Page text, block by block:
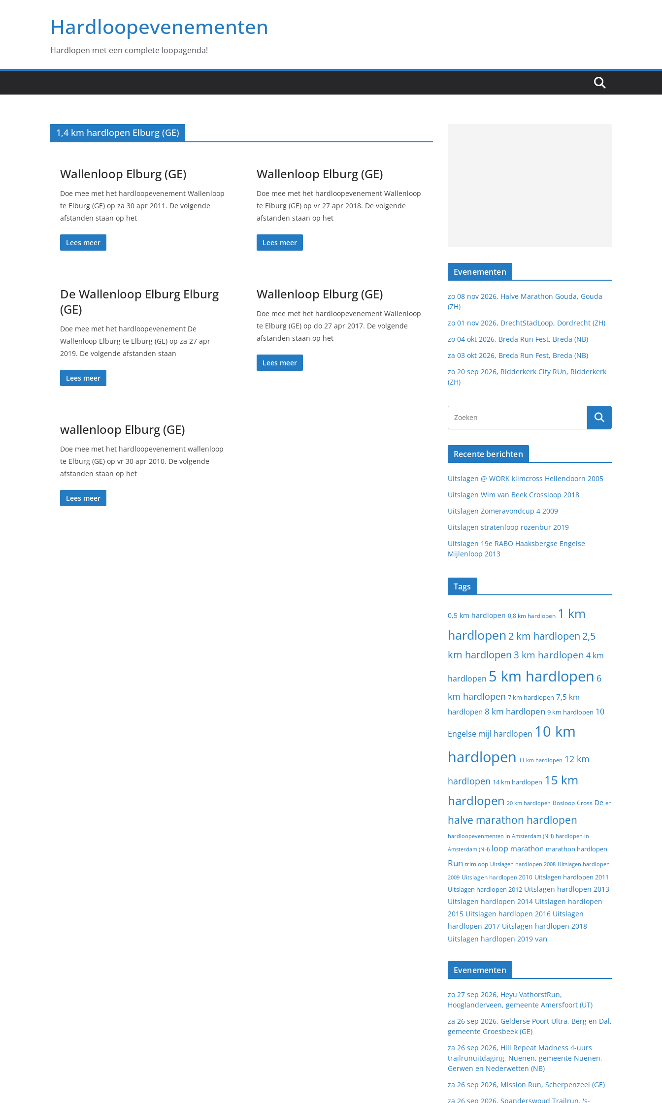
Hardloopevenementen
Hardlopen met een complete loopagenda!
1,4 km hardlopen Elburg (GE)
Wallenloop Elburg (GE)
Doe mee met het hardloopevenement Wallenloop
te Elburg (GE) op za 30 apr 2011. De volgende
afstanden staan op het
Lees meer
Wallenloop Elburg (GE)
Doe mee met het hardloopevenement Wallenloop
te Elburg (GE) op vr 27 apr 2018. De volgende
afstanden staan op het
Lees meer
De Wallenloop Elburg Elburg
(GE)
Doe mee met het hardloopevenement De
Wallenloop Elburg te Elburg (GE) op za 27 apr
2019. De volgende afstanden staan
Lees meer
Wallenloop Elburg (GE)
Doe mee met het hardloopevenement Wallenloop
te Elburg (GE) op do 27 apr 2017. De volgende
afstanden staan op het
Lees meer
wallenloop Elburg (GE)
Doe mee met het hardloopevenement wallenloop
te Elburg (GE) op vr 30 apr 2010. De volgende
afstanden staan op het
Lees meer
Evenementen
zo 08 nov 2026, Halve Marathon Gouda, Gouda
(ZH)
zo 01 nov 2026, DrechtStadLoop, Dordrecht (ZH)
zo 04 okt 2026, Breda Run Fest, Breda (NB)
za 03 okt 2026, Breda Run Fest, Breda (NB)
zo 20 sep 2026, Ridderkerk City RUn, Ridderkerk
(ZH)
Recente berichten
Uitslagen @ WORK klimcross Hellendoorn 2005
Uitslagen Wim van Beek Crossloop 2018
Uitslagen Zomeravondcup 4 2009
Uitslagen stratenloop rozenbur 2019
Uitslagen 19e RABO Haaksbergse Engelse
Mijlenloop 2013
Tags
0,5 km hardlopen 0,8 km hardlopen 1 km
hardlopen 2 km hardlopen 2,5
km hardlopen 3 km hardlopen 4 km
hardlopen 5 km hardlopen 6
km hardlopen 7 km hardlopen 7,5 km
hardlopen 8 km hardlopen 9 km hardlopen 10
Engelse mijl hardlopen 10 km
hardlopen 11 km hardlopen 12 km
hardlopen 14 km hardlopen 15 km
hardlopen 20 km hardlopen Bosloop Cross De en
halve marathon hardlopen
hardloopevenmenten in Amsterdam (NH) hardlopen in
Amsterdam (NH) loop marathon marathon hardlopen
Run trimloop Uitslagen hardlopen 2008 Uitslagen hardlopen
2009 Uitslagen hardlopen 2010 Uitslagen hardlopen 2011
Uitslagen hardlopen 2012 Uitslagen hardlopen 2013
Uitslagen hardlopen 2014 Uitslagen hardlopen
2015 Uitslagen hardlopen 2016 Uitslagen
hardlopen 2017 Uitslagen hardlopen 2018
Uitslagen hardlopen 2019 van
Evenementen
zo 27 sep 2026, Heyu VathorstRun,
Hooglanderveen, gemeente Amersfoort (UT)
za 26 sep 2026, Gelderse Poort Ultra, Berg en Dal,
gemeente Groesbeek (GE)
za 26 sep 2026, Hill Repeat Madness 4-uurs
trailrunuitdaging, Nuenen, gemeente Nuenen,
Gerwen en Nederwetten (NB)
za 26 sep 2026, Mission Run, Scherpenzeel (GE)
za 26 sep 2026, Spanderswoud Trailrun, 's-